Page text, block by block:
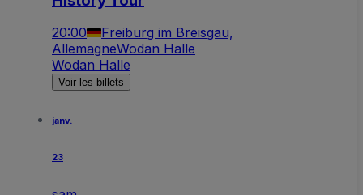
20:00
Freiburg im Breisgau,
AllemagneWodan Halle
Wodan Halle
Voir les billets
janv.
23